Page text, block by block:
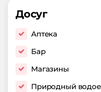
Досуг
Аптека
Бар
Магазины
Природный